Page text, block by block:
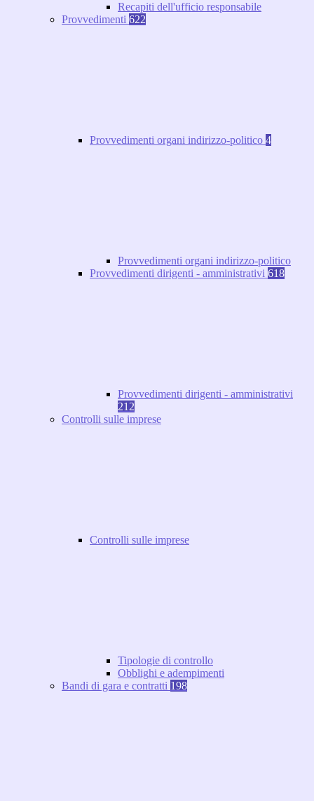
Recapiti dell'ufficio responsabile
Provvedimenti 622
Provvedimenti organi indirizzo-politico 4
Provvedimenti organi indirizzo-politico
Provvedimenti dirigenti - amministrativi 618
Provvedimenti dirigenti - amministrativi
212
Controlli sulle imprese
Controlli sulle imprese
Tipologie di controllo
Obblighi e adempimenti
Bandi di gara e contratti 198